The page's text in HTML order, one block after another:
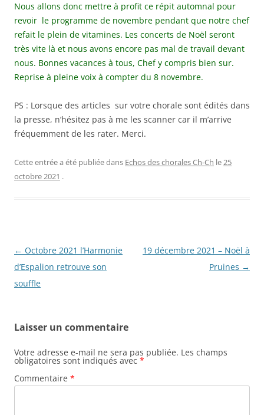
Nous allons donc mettre à profit ce répit automnal pour
revoir le programme de novembre pendant que notre chef
refait le plein de vitamines. Les concerts de Noël seront
très vite là et nous avons encore pas mal de travail devant
nous. Bonnes vacances à tous, Chef y compris bien sur.
Reprise à pleine voix à compter du 8 novembre.
PS : Lorsque des articles sur votre chorale sont édités dans
la presse, n’hésitez pas à me les scanner car il m’arrive
fréquemment de les rater. Merci.
Cette entrée a été publiée dans Echos des chorales Ch-Ch le25
octobre 2021 .
Navigation
des
articles
← Octobre 2021 l’Harmonie
d’Espalion retrouve son
souffle
19 décembre 2021 – Noël à
Pruines →
Laisser un commentaire
Votre adresse e-mail ne sera pas publiée. Les champs
obligatoires sont indiqués avec *
Commentaire *